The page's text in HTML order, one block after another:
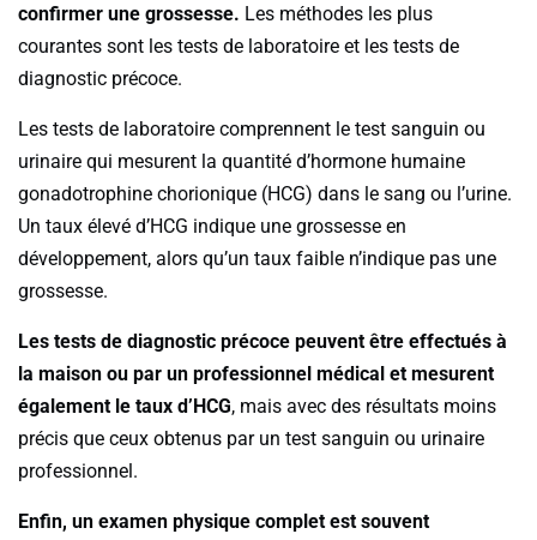
confirmer une grossesse. Les méthodes les plus
courantes sont les tests de laboratoire et les tests de
diagnostic précoce.
Les tests de laboratoire comprennent le test sanguin ou
urinaire qui mesurent la quantité d’hormone humaine
gonadotrophine chorionique (HCG) dans le sang ou l’urine.
Un taux élevé d’HCG indique une grossesse en
développement, alors qu’un taux faible n’indique pas une
grossesse.
Les tests de diagnostic précoce peuvent être effectués à
la maison ou par un professionnel médical et mesurent
également le taux d’HCG, mais avec des résultats moins
précis que ceux obtenus par un test sanguin ou urinaire
professionnel.
Enfin, un examen physique complet est souvent